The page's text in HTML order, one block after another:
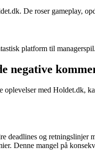
De roser gameplay,
platform til
negative
med Holdet.dk,
deadlines og
Denne mangel på